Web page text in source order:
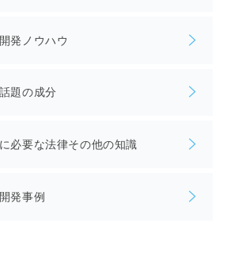
発ノウハウ
題の成分
必要な法律その他の知識
発事例